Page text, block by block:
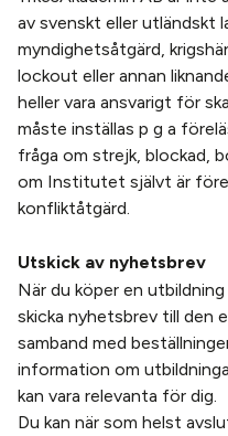
av svenskt eller utländskt
myndighetsåtgärd,
lockout eller annan
heller vara ansvarigt för
måste inställas p g a
fråga om strejk, blockad,
om Institutet självt är
konfliktåtgärd.
Utskick av nyhetsbrev
När du köper en
skicka nyhetsbrev till den
samband med
information om
kan vara relevanta för dig.
Du kan när som helst